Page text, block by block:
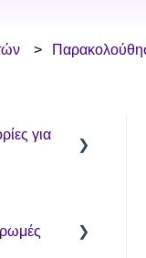
για
τα νέα